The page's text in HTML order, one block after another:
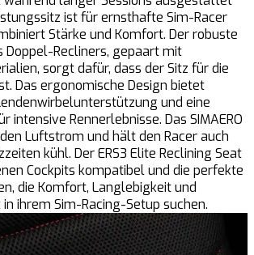
ist für ernsthafte Sim-Racer
Stärke und Komfort. Der robuste
Doppel-Recliners, gepaart mit
sorgt dafür, dass der Sitz für die
Das ergonomische Design bietet
und eine
intensive Rennerlebnisse. Das SIMAERO
Luftstrom und hält den Racer auch
kühl. Der ERS3 Elite Reclining Seat
Cockpits kompatibel und die perfekte
die Komfort, Langlebigkeit und
ihrem Sim-Racing-Setup suchen.